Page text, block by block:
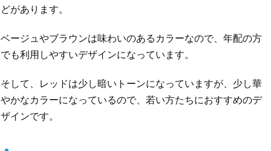
どがあります。
ベージュやブラウンは味わいのあるカラーなので、年配の方
でも利用しやすいデザインになっています。
そして、レッドは少し暗いトーンになっていますが、少し華
やかなカラーになっているので、若い方たちにおすすめのデ
ザインです。